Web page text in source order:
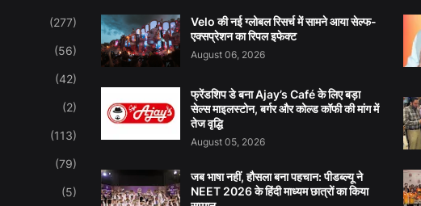
(277)
(56)
(42)
(2)
(113)
(79)
(5)
Velo की नई ग्लोबल रिसर्च में सामने आया सेल्फ-
एक्सप्रेशन का रिपल इफेक्ट
August 06, 2026
फ्रेंडशिप डे बना Ajay’s Café के लिए बड़ा
सेल्स माइलस्टोन, बर्गर और कोल्ड कॉफी की मांग में
तेज वृद्धि
August 05, 2026
जब भाषा नहीं, हौसला बना पहचान: पीडब्ल्यू ने
NEET 2026 के हिंदी माध्यम छात्रों का किया